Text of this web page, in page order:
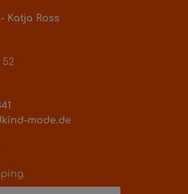
Katja Ross
52
mode.de